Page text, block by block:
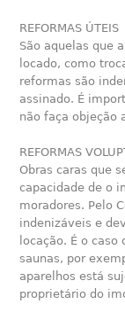
REFORMAS ÚTEIS
São aquelas que
locado, como
reformas são
assinado. É
não faça objeção
REFORMAS
Obras caras que
capacidade de o
moradores. Pelo
indenizáveis e
locação. É o
saunas, por
aparelhos está
proprietário do